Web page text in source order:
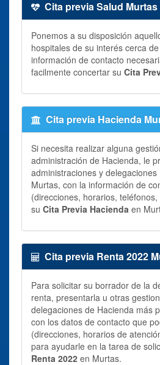
Cita previa Salud Murtas
Ponemos a su disposición
hospitales de su interés cerca
información de contacto
facilmente concertar su Cita
Cita previa Hacienda
Si necesita realizar alguna
administración de Hacienda, le
administraciones y
Murtas, con la información de
(direcciones, horarios,
su Cita Previa Hacienda en
Cita previa Renta 2022
Para solicitar su borrador de la
renta, presentarla u otras
delegaciones de Hacienda más
con los datos de contacto que
(direcciones, horarios de
para ayudarle en la tarea de
Renta 2022 en Murtas.